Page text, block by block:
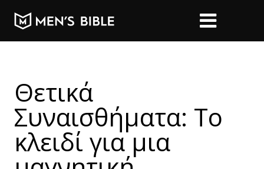
Θετικά
Συναισθήματα: Το
κλειδί για μια